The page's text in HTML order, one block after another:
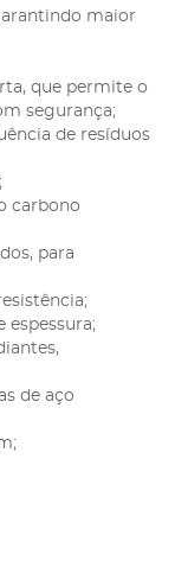
maior
que permite o
segurança;
de resíduos
carbono
para
espessura;
de aço